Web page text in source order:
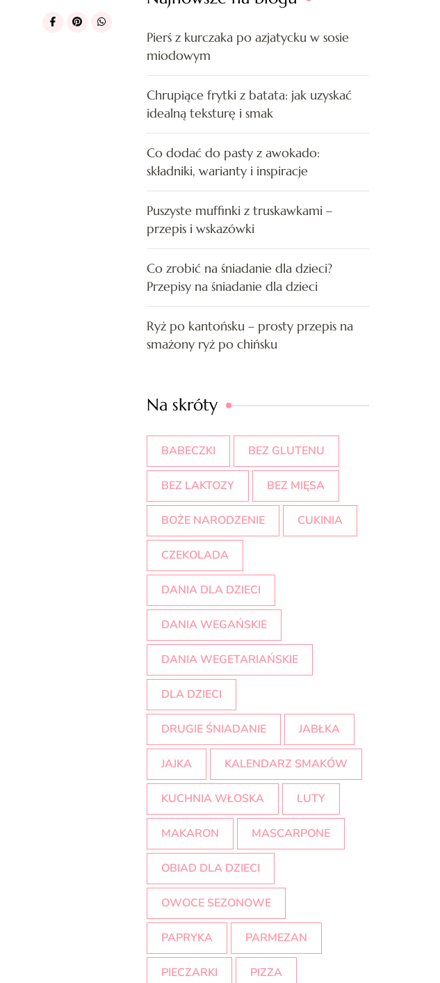
Pierś z kurczaka po azjatycku w sosie
miodowym
Chrupiące frytki z batata: jak uzyskać
idealną teksturę i smak
Co dodać do pasty z awokado:
składniki, warianty i inspiracje
Puszyste muffinki z truskawkami –
przepis i wskazówki
Co zrobić na śniadanie dla dzieci?
Przepisy na śniadanie dla dzieci
Ryż po kantońsku – prosty przepis na
smażony ryż po chińsku
Na skróty
BABECZKI BEZ GLUTENU
BEZ LAKTOZY BEZ MIĘSA
BOŻE NARODZENIE CUKINIA
CZEKOLADA
DANIA DLA DZIECI
DANIA WEGAŃSKIE
DANIA WEGETARIAŃSKIE
DLA DZIECI
DRUGIE ŚNIADANIE JABŁKA
JAJKA KALENDARZ SMAKÓW
KUCHNIA WŁOSKA LUTY
MAKARON MASCARPONE
OBIAD DLA DZIECI
OWOCE SEZONOWE
PAPRYKA PARMEZAN
PIECZARKI PIZZA